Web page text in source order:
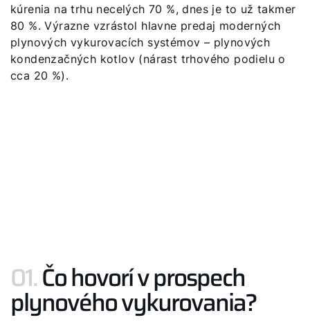
kúrenia na trhu necelých 70 %, dnes je to už takmer
80 %. Výrazne vzrástol hlavne predaj moderných
plynových vykurovacích systémov – plynových
kondenzačných kotlov (nárast trhového podielu o
cca 20 %).
01.Čo hovorí v prospech
plynového vykurovania?